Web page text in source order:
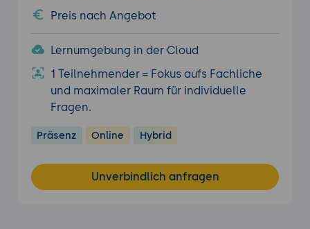
Preis nach Angebot
Lernumgebung in der Cloud
1 Teilnehmender = Fokus aufs Fachliche
und maximaler Raum für individuelle
Fragen.
Präsenz Online Hybrid
Unverbindlich anfragen